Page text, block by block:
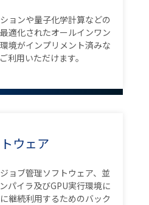
ョンや量子化学計算などの
適化されたオールインワン
境がインプリメント済みな
利用いただけます。
ウェア
ョブ管理ソフトウェア、並
パイラ及びGPU実行環境に
継続利用するためのバック